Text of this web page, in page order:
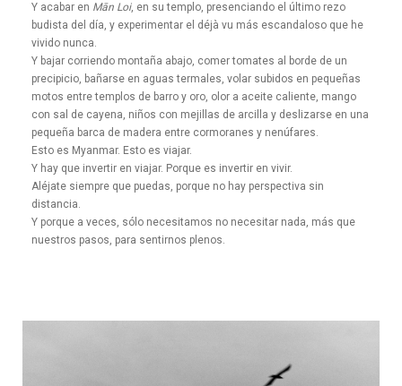
Y acabar en Mān Loi, en su templo, presenciando el último rezo
budista del día, y experimentar el déjà vu más escandaloso que he
vivido nunca.
Y bajar corriendo montaña abajo, comer tomates al borde de un
precipicio, bañarse en aguas termales, volar subidos en pequeñas
motos entre templos de barro y oro, olor a aceite caliente, mango
con sal de cayena, niños con mejillas de arcilla y deslizarse en una
pequeña barca de madera entre cormoranes y nenúfares.
Esto es Myanmar. Esto es viajar.
Y hay que invertir en viajar. Porque es invertir en vivir.
Aléjate siempre que puedas, porque no hay perspectiva sin
distancia.
Y porque a veces, sólo necesitamos no necesitar nada, más que
nuestros pasos, para sentirnos plenos.